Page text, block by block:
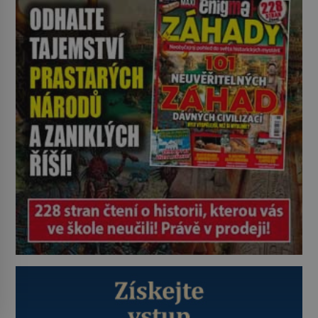
ještě jako první konzul přemístí do
své ložnice v Tuilerisjkém […]